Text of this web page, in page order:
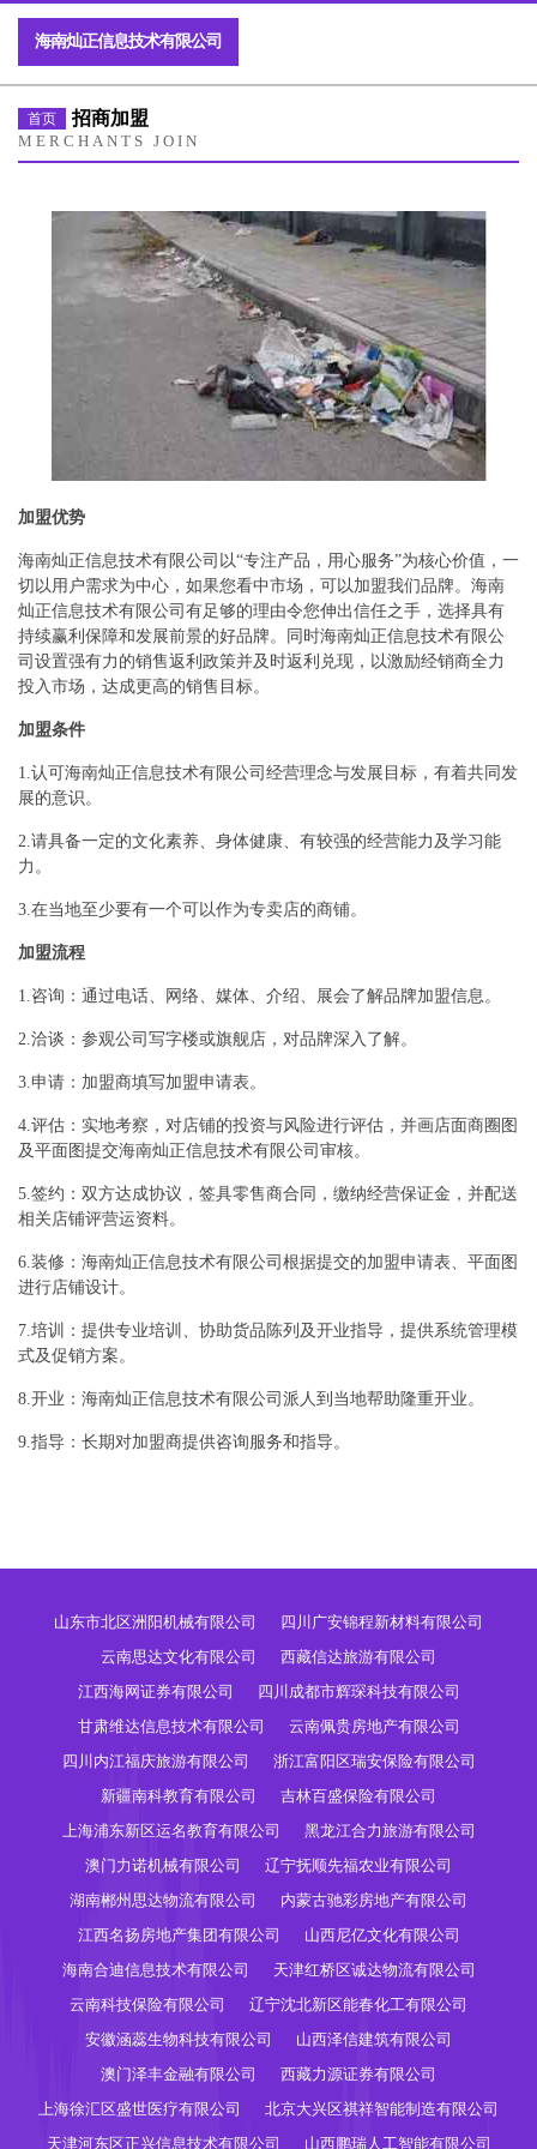
海南灿正信息技术有限公司
首页 招商加盟
MERCHANTS JOIN
加盟优势
海南灿正信息技术有限公司以“专注产品，用心服务”为核心价值，一
切以用户需求为中心，如果您看中市场，可以加盟我们品牌。海南
灿正信息技术有限公司有足够的理由令您伸出信任之手，选择具有
持续赢利保障和发展前景的好品牌。同时海南灿正信息技术有限公
司设置强有力的销售返利政策并及时返利兑现，以激励经销商全力
投入市场，达成更高的销售目标。
加盟条件
1.认可海南灿正信息技术有限公司经营理念与发展目标，有着共同发
展的意识。
2.请具备一定的文化素养、身体健康、有较强的经营能力及学习能
力。
3.在当地至少要有一个可以作为专卖店的商铺。
加盟流程
1.咨询：通过电话、网络、媒体、介绍、展会了解品牌加盟信息。
2.洽谈：参观公司写字楼或旗舰店，对品牌深入了解。
3.申请：加盟商填写加盟申请表。
4.评估：实地考察，对店铺的投资与风险进行评估，并画店面商圈图
及平面图提交海南灿正信息技术有限公司审核。
5.签约：双方达成协议，签具零售商合同，缴纳经营保证金，并配送
相关店铺评营运资料。
6.装修：海南灿正信息技术有限公司根据提交的加盟申请表、平面图
进行店铺设计。
7.培训：提供专业培训、协助货品陈列及开业指导，提供系统管理模
式及促销方案。
8.开业：海南灿正信息技术有限公司派人到当地帮助隆重开业。
9.指导：长期对加盟商提供咨询服务和指导。
山东市北区洲阳机械有限公司
四川广安锦程新材料有限公司
云南思达文化有限公司
西藏信达旅游有限公司
江西海网证券有限公司
四川成都市辉琛科技有限公司
甘肃维达信息技术有限公司
云南佩贵房地产有限公司
四川内江福庆旅游有限公司
浙江富阳区瑞安保险有限公司
新疆南科教育有限公司
吉林百盛保险有限公司
上海浦东新区运名教育有限公司
黑龙江合力旅游有限公司
澳门力诺机械有限公司
辽宁抚顺先福农业有限公司
湖南郴州思达物流有限公司
内蒙古驰彩房地产有限公司
江西名扬房地产集团有限公司
山西尼亿文化有限公司
海南合迪信息技术有限公司
天津红桥区诚达物流有限公司
云南科技保险有限公司
辽宁沈北新区能春化工有限公司
安徽涵蕊生物科技有限公司
山西泽信建筑有限公司
澳门泽丰金融有限公司
西藏力源证券有限公司
上海徐汇区盛世医疗有限公司
北京大兴区祺祥智能制造有限公司
天津河东区正兴信息技术有限公司
山西鹏瑞人工智能有限公司